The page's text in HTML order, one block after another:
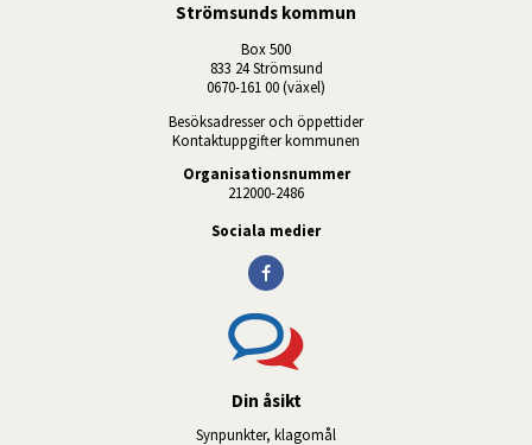
Strömsunds kommun
Box 500
833 24 Strömsund
0670-161 00 (växel)
Besöksadresser och öppettider
Kontaktuppgifter kommunen
Organisationsnummer
212000-2486
Sociala medier
Din åsikt
Synpunkter, klagomål